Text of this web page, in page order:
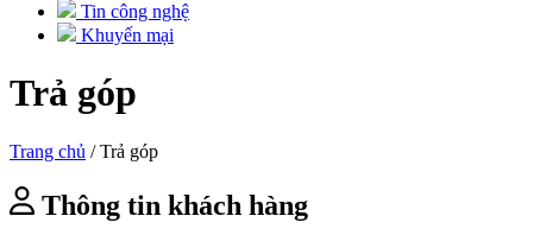
Tin công nghệ
Khuyến mại
Trả góp
Trang chủ / Trả góp
Thông tin khách hàng